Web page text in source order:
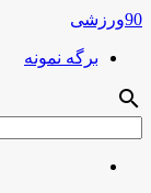
90ورزشی
برگه نمونه
search